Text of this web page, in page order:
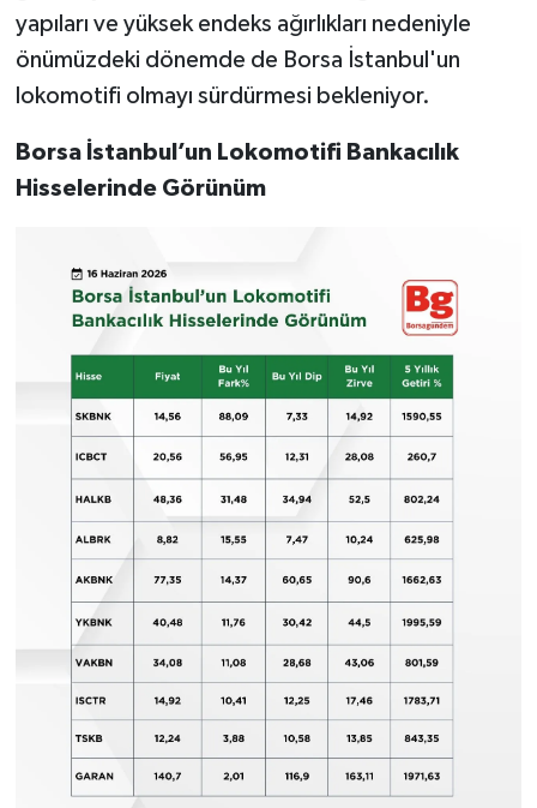
yapıları ve yüksek endeks ağırlıkları nedeniyle
önümüzdeki dönemde de Borsa İstanbul'un
lokomotifi olmayı sürdürmesi bekleniyor.
Borsa İstanbul’un Lokomotifi Bankacılık
Hisselerinde Görünüm